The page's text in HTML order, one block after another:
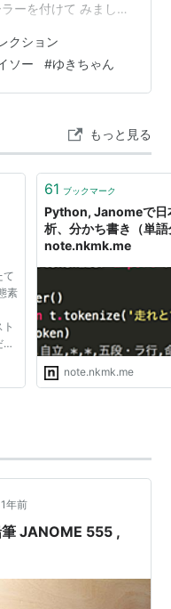
ーを付けて みまし
ョン × 全4種セット
イ価格: 2280 円楽
んが使ってみました
加中ミ…
クション
ソー #ゆきちゃん
もっと見る
て
素
61 ブックマーク
Python, Janomeで日
析、分かち書き（単
note.nkmk.me
note.nkmk.me
1年前
JANOME 555 ,